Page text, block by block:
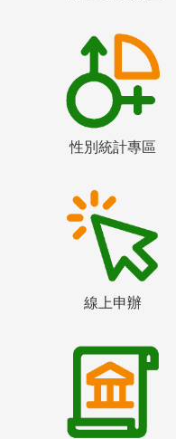
性別統計專區
線上申辦